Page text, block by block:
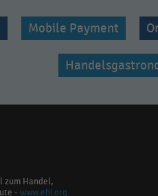
Mobile Payment
zum Handel,
- www.ehi.org